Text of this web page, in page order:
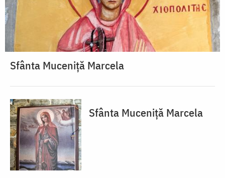
Sfânta Muceniță Marcela
Sfânta Muceniță Marcela